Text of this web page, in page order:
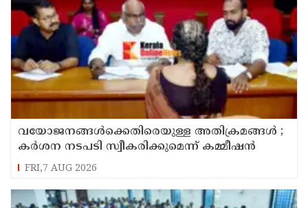
വയോജനങ്ങൾക്കെതിരെയുള്ള അതിക്രമങ്ങൾ ;
കർശന നടപടി സ്വീകരിക്കുമെന്ന് കമ്മീഷൻ
FRI,7 AUG 2026